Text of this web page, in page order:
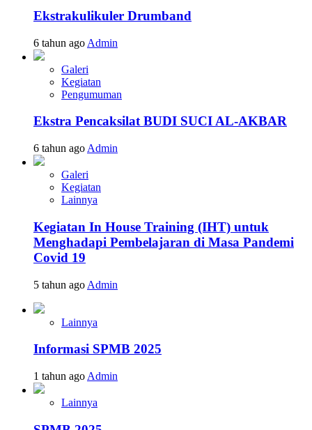
Ekstrakulikuler Drumband
6 tahun ago Admin
Galeri
Kegiatan
Pengumuman
Ekstra Pencaksilat BUDI SUCI AL-AKBAR
6 tahun ago Admin
Galeri
Kegiatan
Lainnya
Kegiatan In House Training (IHT) untuk
Menghadapi Pembelajaran di Masa Pandemi
Covid 19
5 tahun ago Admin
Lainnya
Informasi SPMB 2025
1 tahun ago Admin
Lainnya